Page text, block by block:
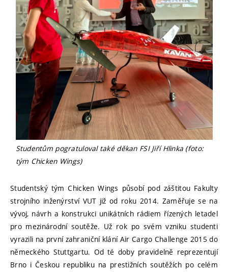
Studentům pogratuloval také děkan FSI Jiří Hlinka (foto:
tým Chicken Wings)
Studentský tým Chicken Wings působí pod záštitou Fakulty
strojního inženýrství VUT již od roku 2014. Zaměřuje se na
vývoj, návrh a konstrukci unikátních rádiem řízených letadel
pro mezinárodní soutěže. Už rok po svém vzniku studenti
vyrazili na první zahraniční klání Air Cargo Challenge 2015 do
německého Stuttgartu. Od té doby pravidelně reprezentují
Brno i Českou republiku na prestižních soutěžích po celém